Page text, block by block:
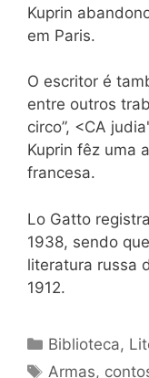
Kuprin
em Paris.
O escritor é
entre outros
circo”, <CA
Kuprin fêz uma
francesa.
Lo Gatto
1938, sendo
literatura russa
1912.
Categorias
Biblioteca,
Tags
Armas,